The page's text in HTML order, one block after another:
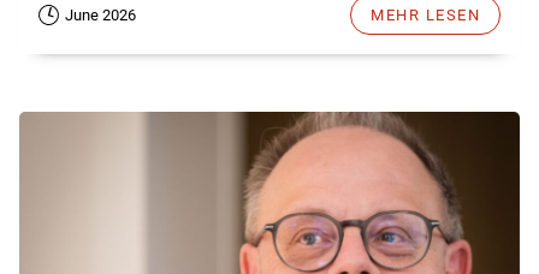
June 2026 MEHR LESEN